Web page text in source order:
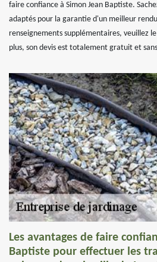
faire confiance à Simon Jean Baptiste.
adaptés pour la garantie d'un meilleur
renseignements supplémentaires, veuillez
plus, son devis est totalement gratuit et
Les avantages de faire
Baptiste pour effectuer les